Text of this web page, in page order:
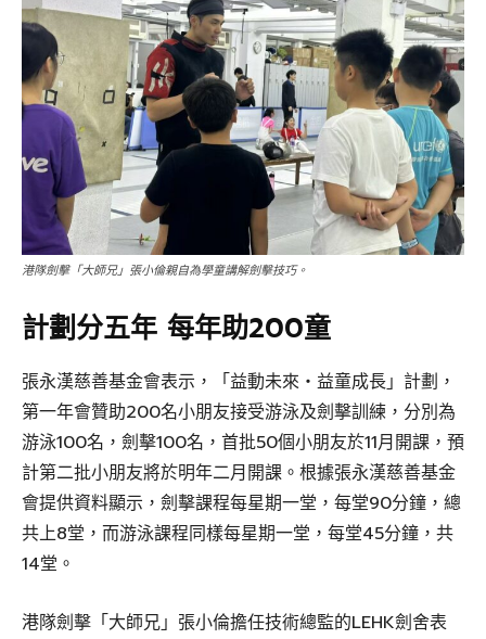
港隊劍擊「大師兄」張小倫親自為學童講解劍擊技巧。
計劃分五年 每年助200童
張永漢慈善基金會表示，「益動未來‧益童成長」計劃，
第一年會贊助200名小朋友接受游泳及劍擊訓練，分別為
游泳100名，劍擊100名，首批50個小朋友於11月開課，預
計第二批小朋友將於明年二月開課。根據張永漢慈善基金
會提供資料顯示，劍擊課程每星期一堂，每堂90分鐘，總
共上8堂，而游泳課程同樣每星期一堂，每堂45分鐘，共
14堂。
港隊劍擊「大師兄」張小倫擔任技術總監的LEHK劍舍表